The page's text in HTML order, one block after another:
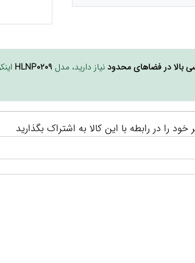
بالا در فضاهای محدودنیاز دارید، مدل HLNP0209
خود را در رابطه با این کالا به اشتراک بگذارید